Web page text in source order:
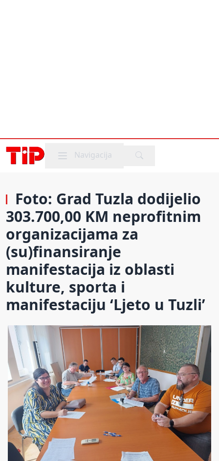
Mobile menu
Navigacija
Foto: Grad Tuzla dodijelio
303.700,00 KM neprofitnim
organizacijama za
(su)finansiranje
manifestacija iz oblasti
kulture, sporta i
manifestaciju ‘Ljeto u Tuzli’